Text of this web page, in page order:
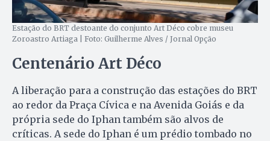
Estação do BRT destoante do conjunto Art Déco cobre museu
Zoroastro Artiaga | Foto: Guilherme Alves / Jornal Opção
Centenário Art Déco
A liberação para a construção das estações do BRT
ao redor da Praça Cívica e na Avenida Goiás e da
própria sede do Iphan também são alvos de
críticas. A sede do Iphan é um prédio tombado no